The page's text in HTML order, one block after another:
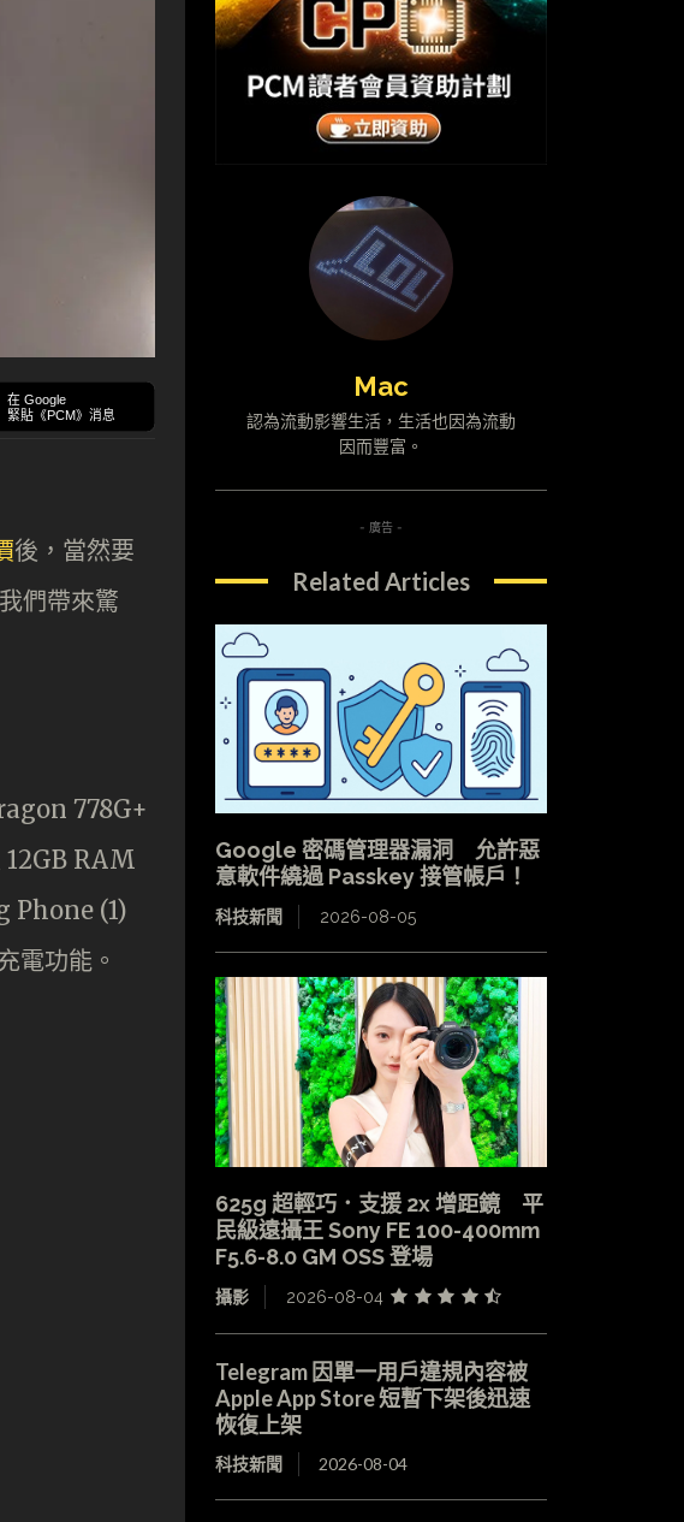
在 Google
緊貼《PCM》消息
後，當然要
們帶來驚
778G+
12GB RAM
Phone (1)
電功能。
Mac
認為流動影響生活，生活也因為流動
因而豐富。
- 廣告 -
Related Articles
Google 密碼管理器漏洞 允許惡
意軟件繞過 Passkey 接管帳戶！
科技新聞 2026-08-05
625g 超輕巧．支援 2x 增距鏡 平
民級遠攝王 Sony FE 100-400mm
F5.6-8.0 GM OSS 登場
攝影 2026-08-04
Telegram 因單一用戶違規內容被
Apple App Store 短暫下架後迅速
恢復上架
科技新聞 2026-08-04